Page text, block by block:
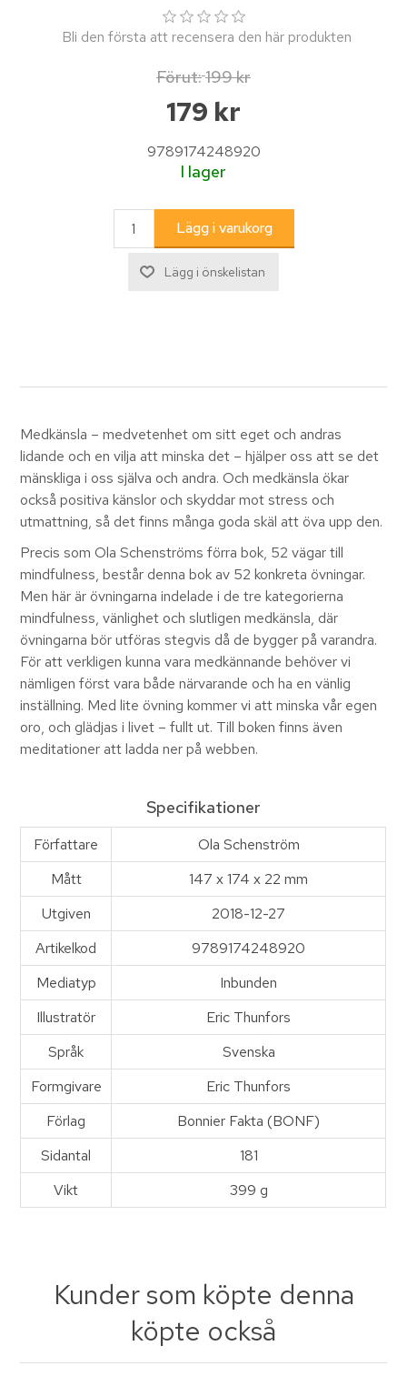
Bli den första att recensera den här produkten
Förut:199 kr
179 kr
9789174248920
I lager
Medkänsla – medvetenhet om sitt eget och andras
lidande och en vilja att minska det – hjälper oss att se det
mänskliga i oss själva och andra. Och medkänsla ökar
också positiva känslor och skyddar mot stress och
utmattning, så det finns många goda skäl att öva upp den.
Precis som Ola Schenströms förra bok, 52 vägar till
mindfulness, består denna bok av 52 konkreta övningar.
Men här är övningarna indelade i de tre kategorierna
mindfulness, vänlighet och slutligen medkänsla, där
övningarna bör utföras stegvis då de bygger på varandra.
För att verkligen kunna vara medkännande behöver vi
nämligen först vara både närvarande och ha en vänlig
inställning. Med lite övning kommer vi att minska vår egen
oro, och glädjas i livet – fullt ut. Till boken finns även
meditationer att ladda ner på webben.
Specifikationer
Författare
Ola Schenström
Mått
147 x 174 x 22 mm
Utgiven
2018-12-27
Artikelkod
9789174248920
Mediatyp
Inbunden
Illustratör
Eric Thunfors
Språk
Svenska
Formgivare
Eric Thunfors
Förlag
Bonnier Fakta (BONF)
Sidantal
181
Vikt
399 g
Kunder som köpte denna
köpte också